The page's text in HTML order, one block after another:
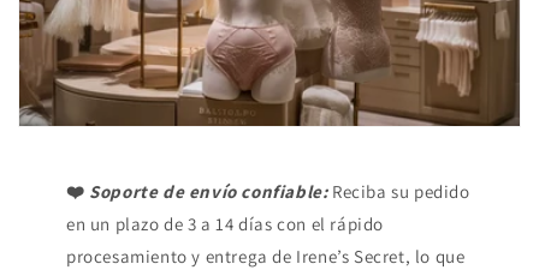
❤️ Soporte de envío confiable: Reciba su pedido
en un plazo de 3 a 14 días con el rápido
procesamiento y entrega de Irene’s Secret, lo que